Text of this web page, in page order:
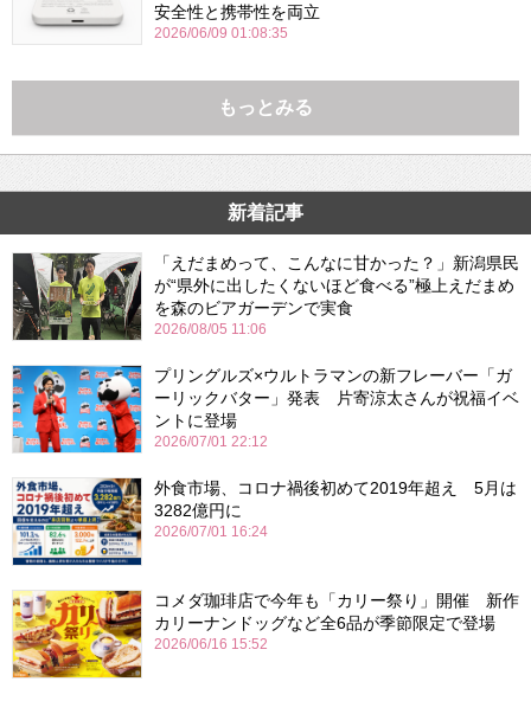
安全性と携帯性を両立
2026/06/09 01:08:35
もっとみる
新着記事
「えだまめって、こんなに甘かった？」新潟県民
が“県外に出したくないほど食べる”極上えだまめ
を森のビアガーデンで実食
2026/08/05 11:06
プリングルズ×ウルトラマンの新フレーバー「ガ
ーリックバター」発表 片寄涼太さんが祝福イベ
ントに登場
2026/07/01 22:12
外食市場、コロナ禍後初めて2019年超え 5月は
3282億円に
2026/07/01 16:24
コメダ珈琲店で今年も「カリー祭り」開催 新作
カリーナンドッグなど全6品が季節限定で登場
2026/06/16 15:52